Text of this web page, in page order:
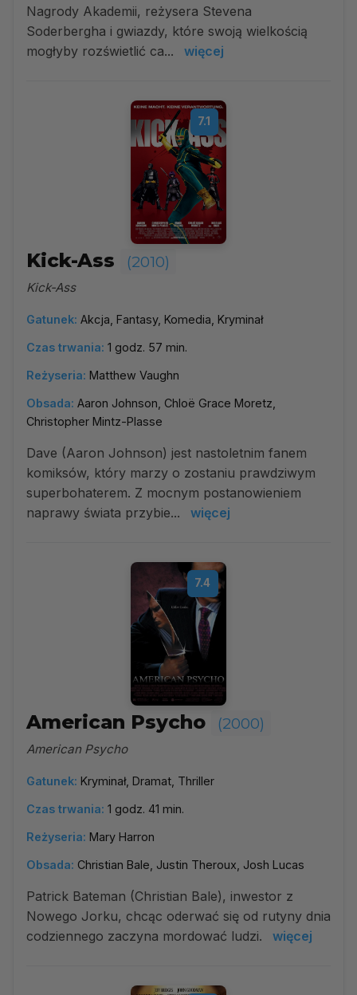
Nagrody Akademii, reżysera Stevena
Soderbergha i gwiazdy, które swoją wielkością
mogłyby rozświetlić ca...
więcej
7.1
Kick-Ass (2010)
Kick-Ass
Gatunek: Akcja, Fantasy, Komedia, Kryminał
Czas trwania: 1 godz. 57 min.
Reżyseria: Matthew Vaughn
Obsada: Aaron Johnson, Chloë Grace Moretz,
Christopher Mintz-Plasse
Dave (Aaron Johnson) jest nastoletnim fanem
komiksów, który marzy o zostaniu prawdziwym
superbohaterem. Z mocnym postanowieniem
naprawy świata przybie...
więcej
7.4
American Psycho (2000)
American Psycho
Gatunek: Kryminał, Dramat, Thriller
Czas trwania: 1 godz. 41 min.
Reżyseria: Mary Harron
Obsada: Christian Bale, Justin Theroux, Josh Lucas
Patrick Bateman (Christian Bale), inwestor z
Nowego Jorku, chcąc oderwać się od rutyny dnia
codziennego zaczyna mordować ludzi.
więcej